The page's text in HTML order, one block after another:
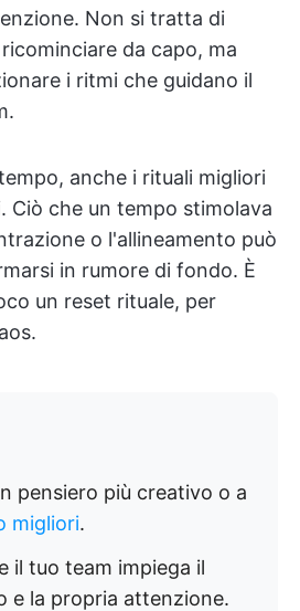
Non si tratta di
da capo, ma
i ritmi che guidano il
anche i rituali migliori
Ciò che un tempo stimolava
o l'allineamento può
in rumore di fondo. È
un reset rituale, per
pensiero più creativo o a
migliori.
il tuo team impiega il
e la propria attenzione.